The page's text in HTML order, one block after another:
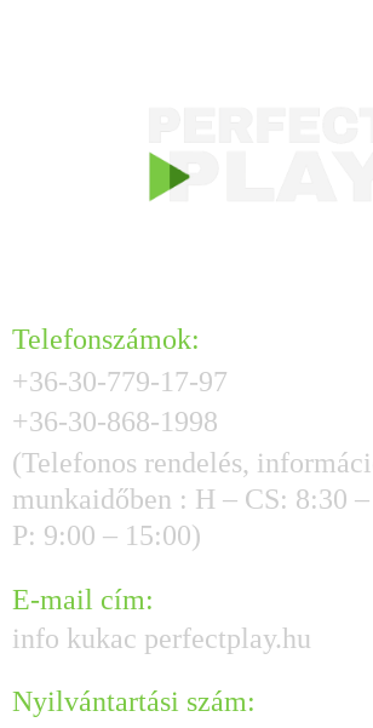
Telefonszámok:
+36-30-779-17-97
+36-30-868-1998
(Telefonos rendelés,
munkaidőben : H – CS: 8:30
P: 9:00 – 15:00)
E-mail cím:
info kukac perfectplay.hu
Nyilvántartási szám: